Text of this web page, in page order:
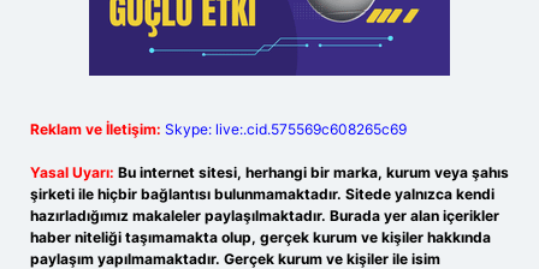
Reklam ve İletişim: Skype: live:.cid.575569c608265c69
Yasal Uyarı: Bu internet sitesi, herhangi bir marka, kurum veya şahıs
şirketi ile hiçbir bağlantısı bulunmamaktadır. Sitede yalnızca kendi
hazırladığımız makaleler paylaşılmaktadır. Burada yer alan içerikler
haber niteliği taşımamakta olup, gerçek kurum ve kişiler hakkında
paylaşım yapılmamaktadır. Gerçek kurum ve kişiler ile isim